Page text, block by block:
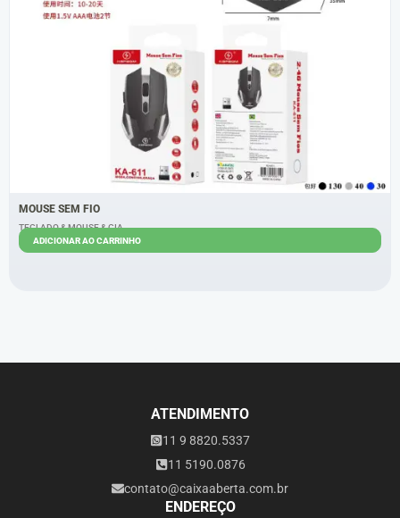
MOUSE SEM FIO
TECLADO & MOUSE & CIA
ADICIONAR AO CARRINHO
ATENDIMENTO
11 9 8820.5337
11 5190.0876
contato@caixaaberta.com.br
ENDEREÇO